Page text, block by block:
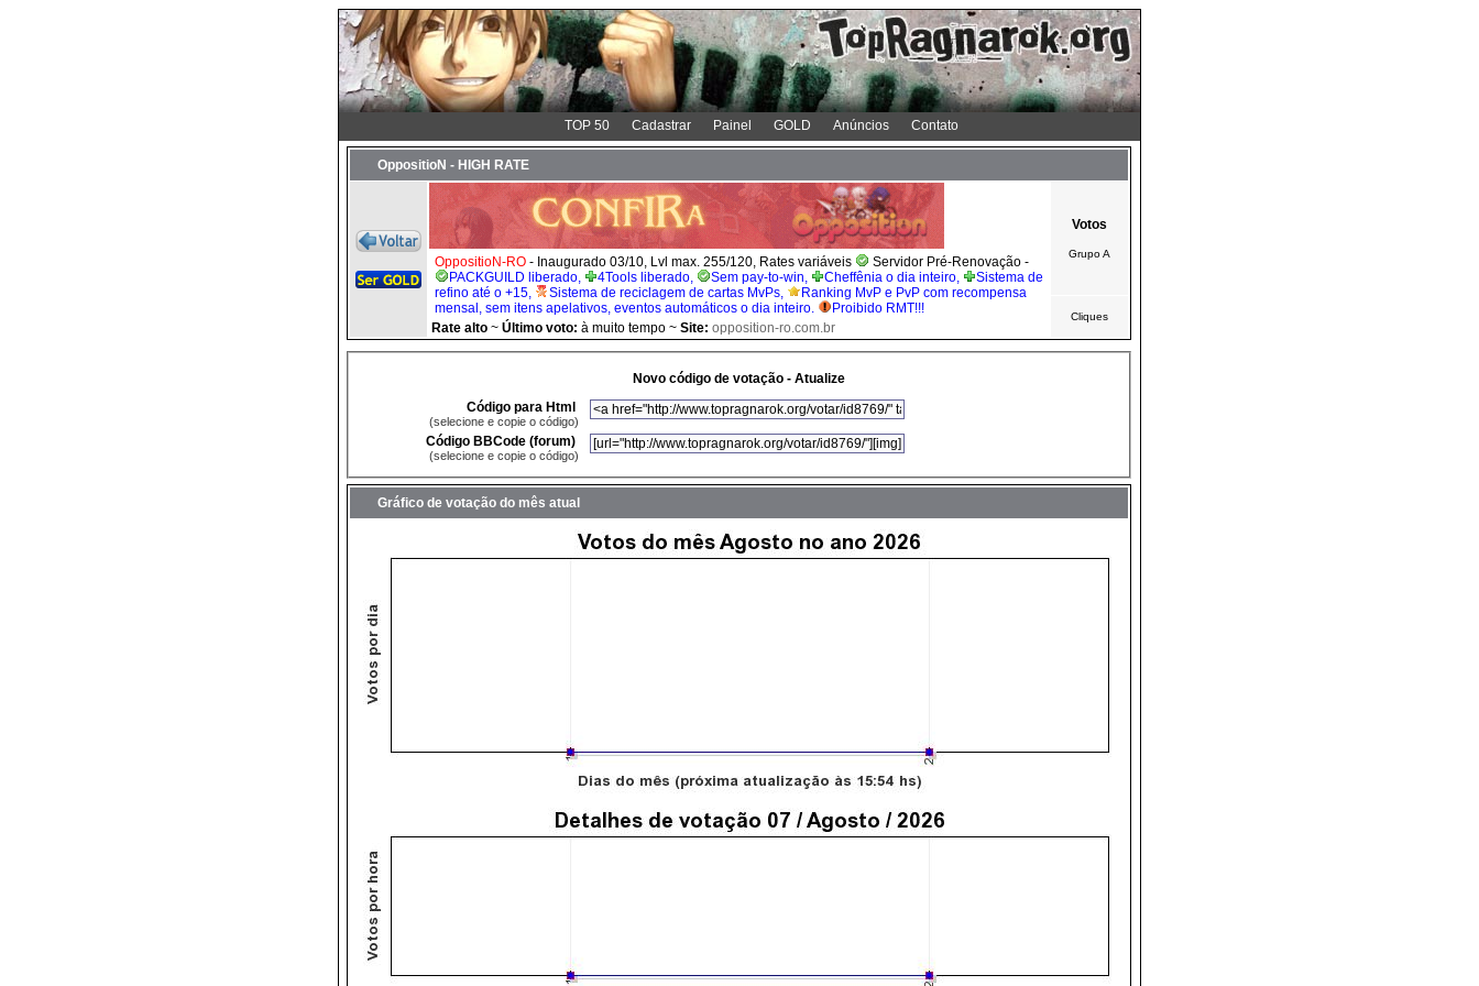
TOP 50 Cadastrar Painel GOLD Anúncios Contato
OppositioN - HIGH RATE
OppositioN-RO - Inaugurado 03/10, Lvl max. 255/120, Rates variáveis
Servidor Pré-Renovação -
PACKGUILD liberado,
4Tools liberado, Sem pay-to-win, Cheffênia o dia inteiro,
Sistema de
refino até o +15,
Sistema de reciclagem de cartas MvPs,
Ranking MvP e PvP com recompensa
mensal, sem itens apelativos, eventos automáticos o dia inteiro.
Proibido RMT!!!
Rate alto ~ Último voto: à muito tempo ~ Site: opposition-ro.com.br
Votos
Grupo A
Cliques
Novo código de votação - Atualize
Código para Html
(selecione e copie o código)
Código BBCode (forum)
(selecione e copie o código)
Gráfico de votação do mês atual